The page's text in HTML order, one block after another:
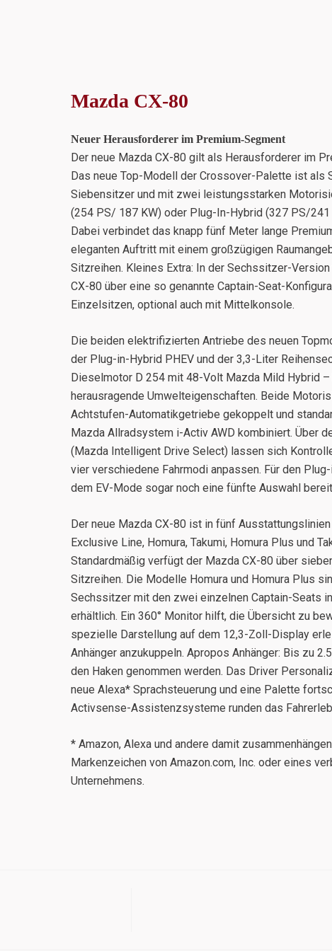
Mazda CX-80
Neuer Herausforderer im Premium-Segment
Der neue Mazda CX-80 gilt als Herausforderer im
Das neue Top-Modell der Crossover-Palette ist als
Siebensitzer und mit zwei leistungsstarken
(254 PS/ 187 KW) oder Plug-In-Hybrid (327 PS/241
Dabei verbindet das knapp fünf Meter lange
eleganten Auftritt mit einem großzügigen
Sitzreihen. Kleines Extra: In der Sechssitzer-
CX-80 über eine so genannte Captain-Seat-
Einzelsitzen, optional auch mit Mittelkonsole.
Die beiden elektrifizierten Antriebe des neuen
der Plug-in-Hybrid PHEV und der 3,3-Liter
Dieselmotor D 254 mit 48-Volt Mazda Mild Hybrid
herausragende Umwelteigenschaften. Beide
Achtstufen-Automatikgetriebe gekoppelt und
Mazda Allradsystem i-Activ AWD kombiniert. Über
(Mazda Intelligent Drive Select) lassen sich
vier verschiedene Fahrmodi anpassen. Für den
dem EV-Mode sogar noch eine fünfte Auswahl
Der neue Mazda CX-80 ist in fünf
Exclusive Line, Homura, Takumi, Homura Plus und
Standardmäßig verfügt der Mazda CX-80 über
Sitzreihen. Die Modelle Homura und Homura Plus
Sechssitzer mit den zwei einzelnen Captain-Seats
erhältlich. Ein 360° Monitor hilft, die Übersicht zu
spezielle Darstellung auf dem 12,3-Zoll-Display
Anhänger anzukuppeln. Apropos Anhänger: Bis zu
den Haken genommen werden. Das Driver
neue Alexa* Sprachsteuerung und eine Palette
Activsense-Assistenzsysteme runden das
* Amazon, Alexa und andere damit
Markenzeichen von Amazon.com, Inc. oder eines
Unternehmens.